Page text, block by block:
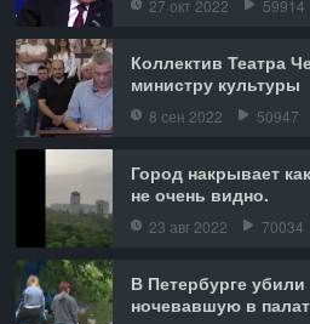
27 окт 2022 59914
Коллектив Театра
министру культуры
8 сен 2022 50947
Город накрывает
не очень видно.
23 авг 2022 70034
В Петербурге
ночевавшую в